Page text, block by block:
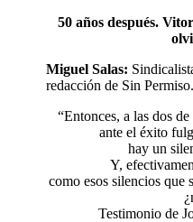
50 años después.
Miguel Salas:
redacción de Sin Permiso.
“Entonces, a las dos
ante el éxito
hay un
Y,
como esos silencios que
Testimonio de